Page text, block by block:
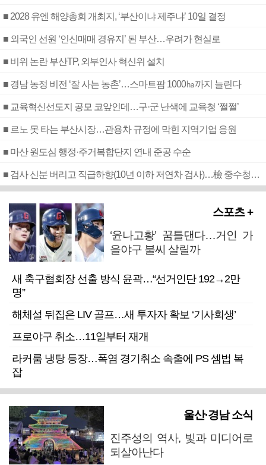
■ 2028 유엔 해양총회 개최지, ‘부산이냐 제주냐’ 10일 결정
■ 외국인 선원 ‘인신매매 경유지’ 된 부산…우려가 현실로
■ 비위 논란 부산TP, 외부인사 혁신위 설치
■ 경남 농정 비전 ‘잘 사는 농촌’…스마트팜 1000㏊까지 늘린다
■ 교육혁신선도지 공모 코앞인데…구·군 난색에 교육청 ‘쩔쩔’
■ 르노 못 타는 부산시장…관용차 규정에 막힌 지역기업 응원
■ 마산 원도심 행정·주거복합단지 연내 준공 수순
■ 검사 신분 버리고 직급하향(10년 이하 저연차 검사)…檢 중수청행 기피
스포츠 +
‘윤나고황’ 꿈틀댄다…거인 가
을야구 불씨 살릴까
새 축구협회장 선출 방식 윤곽…“선거인단 192→2만
명”
해체설 뒤집은 LIV 골프…새 투자자 확보 ‘기사회생’
프로야구 취소…11일부터 재개
라커룸 냉탕 등장…폭염 경기취소 속출에 PS 셈법 복
잡
울산·경남 소식
진주성의 역사, 빛과 미디어로
되살아난다